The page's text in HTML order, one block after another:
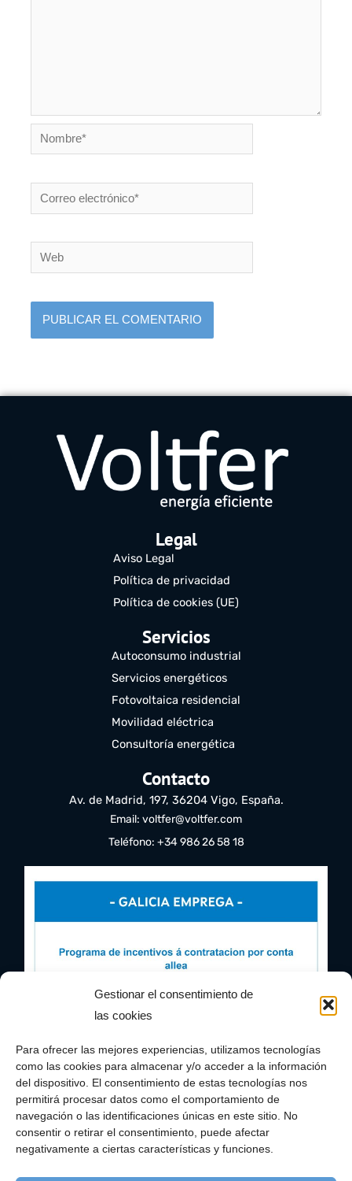
Gestionar el consentimiento de
las cookies
Para ofrecer las mejores experiencias, utilizamos tecnologías
como las cookies para almacenar y/o acceder a la información
del dispositivo. El consentimiento de estas tecnologías nos
permitirá procesar datos como el comportamiento de
navegación o las identificaciones únicas en este sitio. No
consentir o retirar el consentimiento, puede afectar
negativamente a ciertas características y funciones.
Nombre*
Correo
electrónico*
Web
Legal
Aviso Legal
Política de privacidad
Política de cookies (UE)
Servicios
Autoconsumo industrial
Servicios energéticos
Fotovoltaica residencial
Movilidad eléctrica
Consultoría energética
Contacto
Av. de Madrid, 197, 36204 Vigo, España.
Email: voltfer@voltfer.com
Teléfono: +34 986 26 58 18